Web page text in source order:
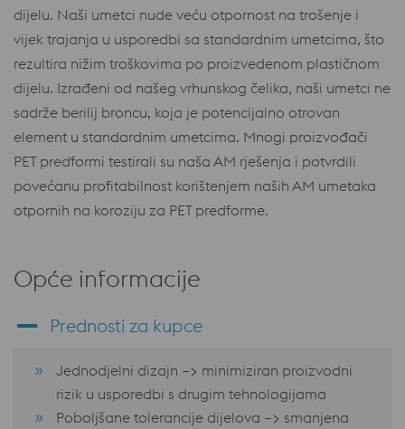
dijelu. Naši umetci nude veću otpornost na trošenje i
vijek trajanja u usporedbi sa standardnim umetcima, što
rezultira nižim troškovima po proizvedenom plastičnom
dijelu. Izrađeni od našeg vrhunskog čelika, naši umetci ne
sadrže berilij broncu, koja je potencijalno otrovan
element u standardnim umetcima. Mnogi proizvođači
PET predformi testirali su naša AM rješenja i potvrdili
povećanu profitabilnost korištenjem naših AM umetaka
otpornih na koroziju za PET predforme.
Opće informacije
Prednosti za kupce
Jednodjelni dizajn –> minimiziran proizvodni
rizik u usporedbi s drugim tehnologijama
Poboljšane tolerancije dijelova –> smanjena